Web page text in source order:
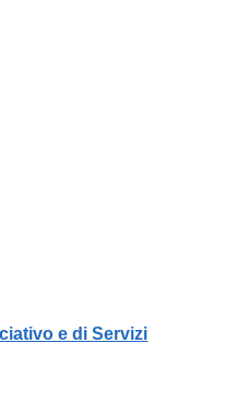
e di Servizi